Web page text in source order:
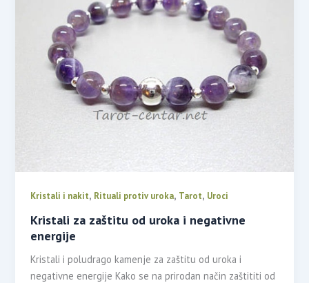
Kristali i nakit, Rituali protiv uroka, Tarot, Uroci
Kristali za zaštitu od uroka i negativne
energije
Kristali i poludrago kamenje za zaštitu od uroka i
negativne energije Kako se na prirodan način zaštititi od